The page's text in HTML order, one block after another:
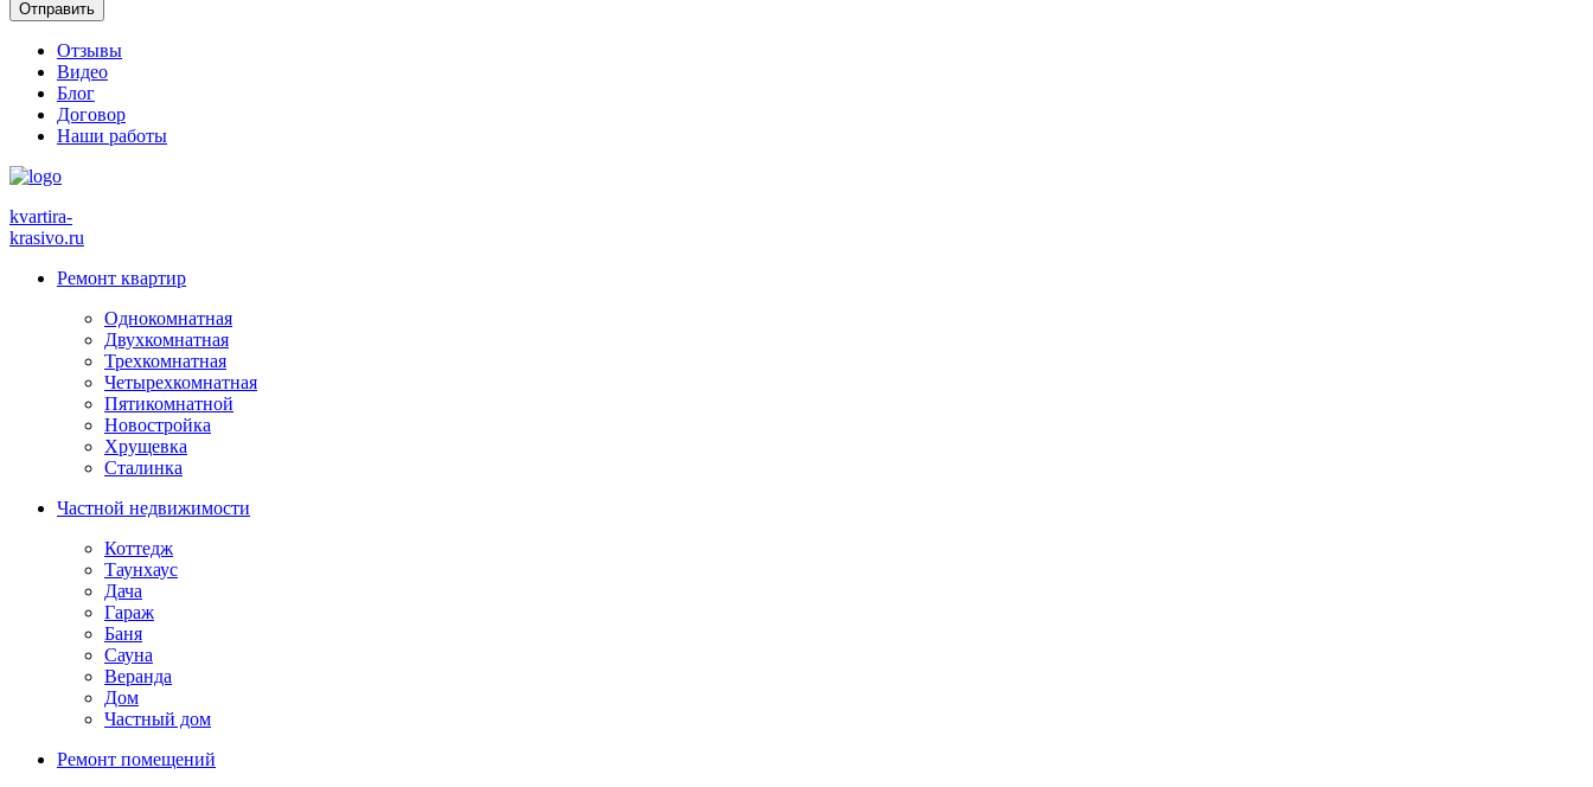
Отзывы
Видео
Блог
Договор
Наши работы
kvartira-
krasivo.ru
Ремонт квартир
Однокомнатная
Двухкомнатная
Трехкомнатная
Четырехкомнатная
Пятикомнатной
Новостройка
Хрущевка
Сталинка
Частной недвижимости
Коттедж
Таунхаус
Дача
Гараж
Баня
Сауна
Веранда
Дом
Частный дом
Ремонт помещений